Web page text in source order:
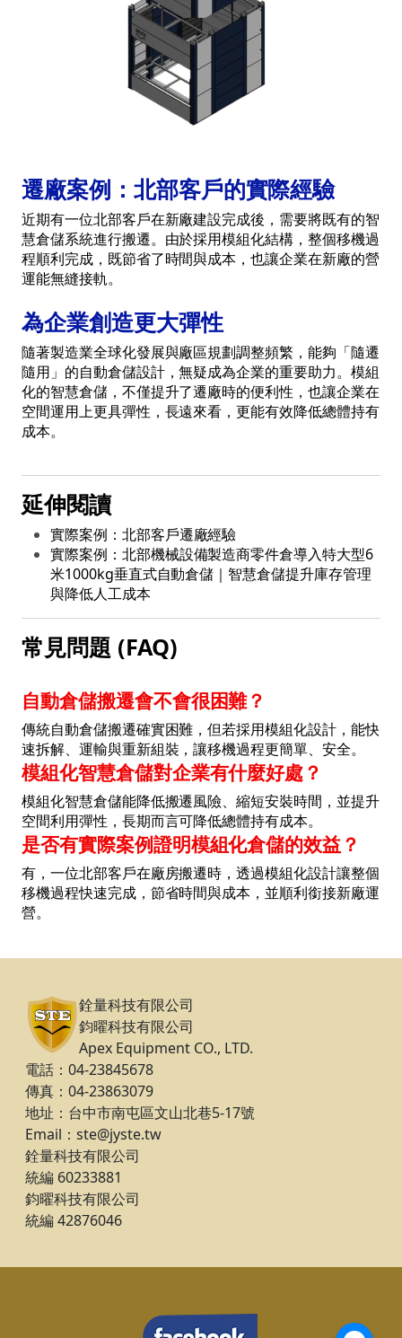
遷廠案例：北部客戶的實際經驗
近期有一位北部客戶在新廠建設完成後，需要將既有的智
慧倉儲系統進行搬遷。由於採用模組化結構，整個移機過
程順利完成，既節省了時間與成本，也讓企業在新廠的營
運能無縫接軌。
為企業創造更大彈性
隨著製造業全球化發展與廠區規劃調整頻繁，能夠「隨遷
隨用」的自動倉儲設計，無疑成為企業的重要助力。模組
化的智慧倉儲，不僅提升了遷廠時的便利性，也讓企業在
空間運用上更具彈性，長遠來看，更能有效降低總體持有
成本。
延伸閱讀
實際案例：北部客戶遷廠經驗
實際案例：北部機械設備製造商零件倉導入特大型6
米1000kg垂直式自動倉儲｜智慧倉儲提升庫存管理
與降低人工成本
常見問題 (FAQ)
自動倉儲搬遷會不會很困難？
傳統自動倉儲搬遷確實困難，但若採用模組化設計，能快
速拆解、運輸與重新組裝，讓移機過程更簡單、安全。
模組化智慧倉儲對企業有什麼好處？
模組化智慧倉儲能降低搬遷風險、縮短安裝時間，並提升
空間利用彈性，長期而言可降低總體持有成本。
是否有實際案例證明模組化倉儲的效益？
有，一位北部客戶在廠房搬遷時，透過模組化設計讓整個
移機過程快速完成，節省時間與成本，並順利銜接新廠運
營。
銓量科技有限公司
鈞曜科技有限公司
Apex Equipment CO., LTD.
電話：04-23845678
傳真：04-23863079
地址：台中市南屯區文山北巷5-17號
Email：ste@jyste.tw
銓量科技有限公司
統編 60233881
鈞曜科技有限公司
統編 42876046